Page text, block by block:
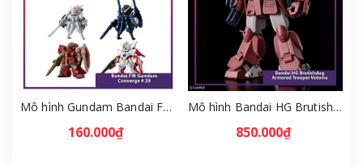
Mô hình Gundam Bandai FW Gundam Converge # 29 Full Set [GDB] [FCH]
160.000₫
Mô hình Bandai HG Brutishdog - Armored Trooper Votoms [GDB] [BHG]
850.000₫